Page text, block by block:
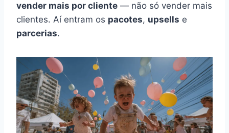
vender mais por cliente — não só vender mais
clientes. Aí entram os pacotes, upsells e
parcerias.